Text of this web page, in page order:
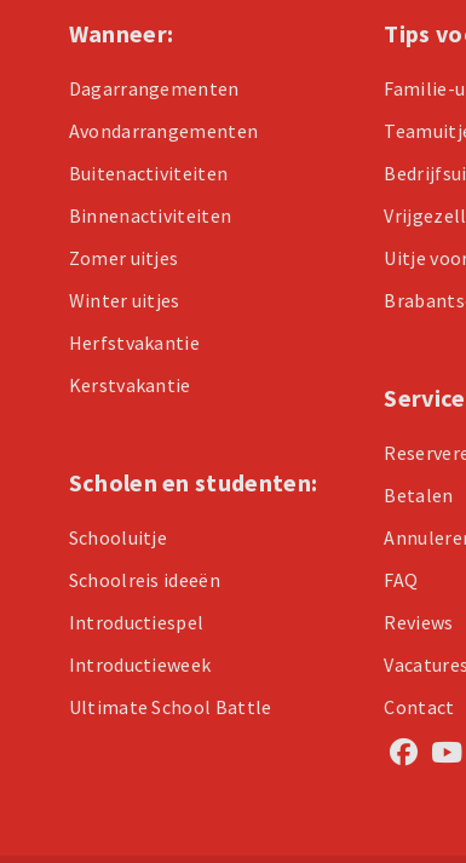
Wanneer:
Dagarrangementen
Avondarrangementen
Buitenactiviteiten
Binnenactiviteiten
Zomer uitjes
Winter uitjes
Herfstvakantie
Kerstvakantie
Scholen en studenten:
Schooluitje
Schoolreis ideeën
Introductiespel
Introductieweek
Ultimate School Battle
Tips
Familie-
Uitje
Betalen
FAQ
Reviews
Vacatures
Contact